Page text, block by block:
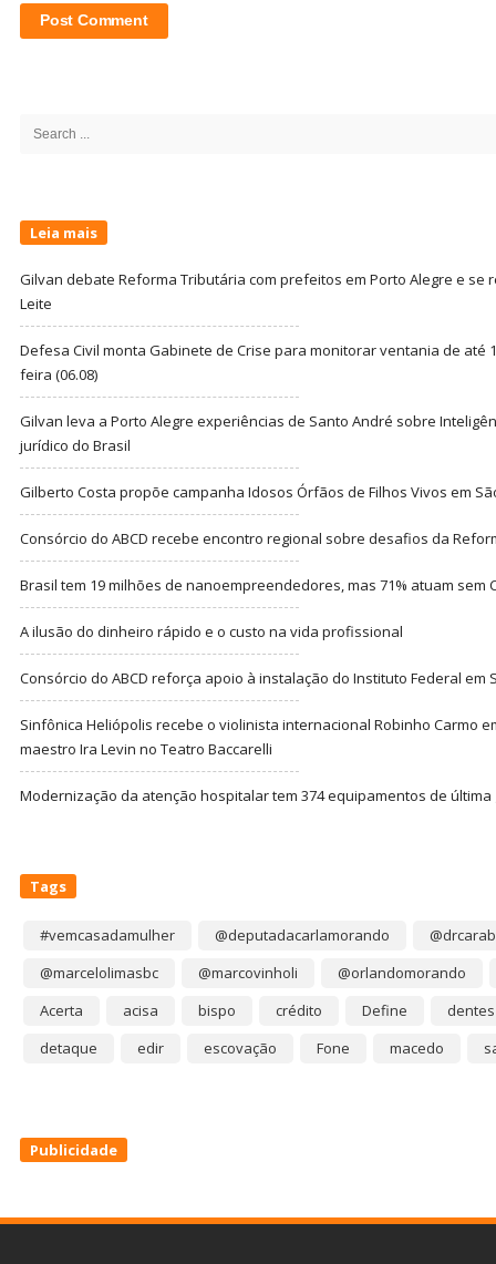
Search
Leia mais
Gilvan debate Reforma Tributária com prefeitos em Porto Alegre e se
Leite
Defesa Civil monta Gabinete de Crise para monitorar ventania de até
feira (06.08)
Gilvan leva a Porto Alegre experiências de Santo André sobre
jurídico do Brasil
Gilberto Costa propõe campanha Idosos Órfãos de Filhos Vivos em
Consórcio do ABCD recebe encontro regional sobre desafios da
Brasil tem 19 milhões de nanoempreendedores, mas 71% atuam sem
A ilusão do dinheiro rápido e o custo na vida profissional
Consórcio do ABCD reforça apoio à instalação do Instituto Federal em
Sinfônica Heliópolis recebe o violinista internacional Robinho Carmo
maestro Ira Levin no Teatro Baccarelli
Modernização da atenção hospitalar tem 374 equipamentos de última
Tags
#vemcasadamulher @deputadacarlamorando
@marcelolimasbc
@marcovinholi
@orlandomorando
Acerta
acisa bispo crédito Define
dentes
detaque
edir escovação Fone macedo
Publicidade